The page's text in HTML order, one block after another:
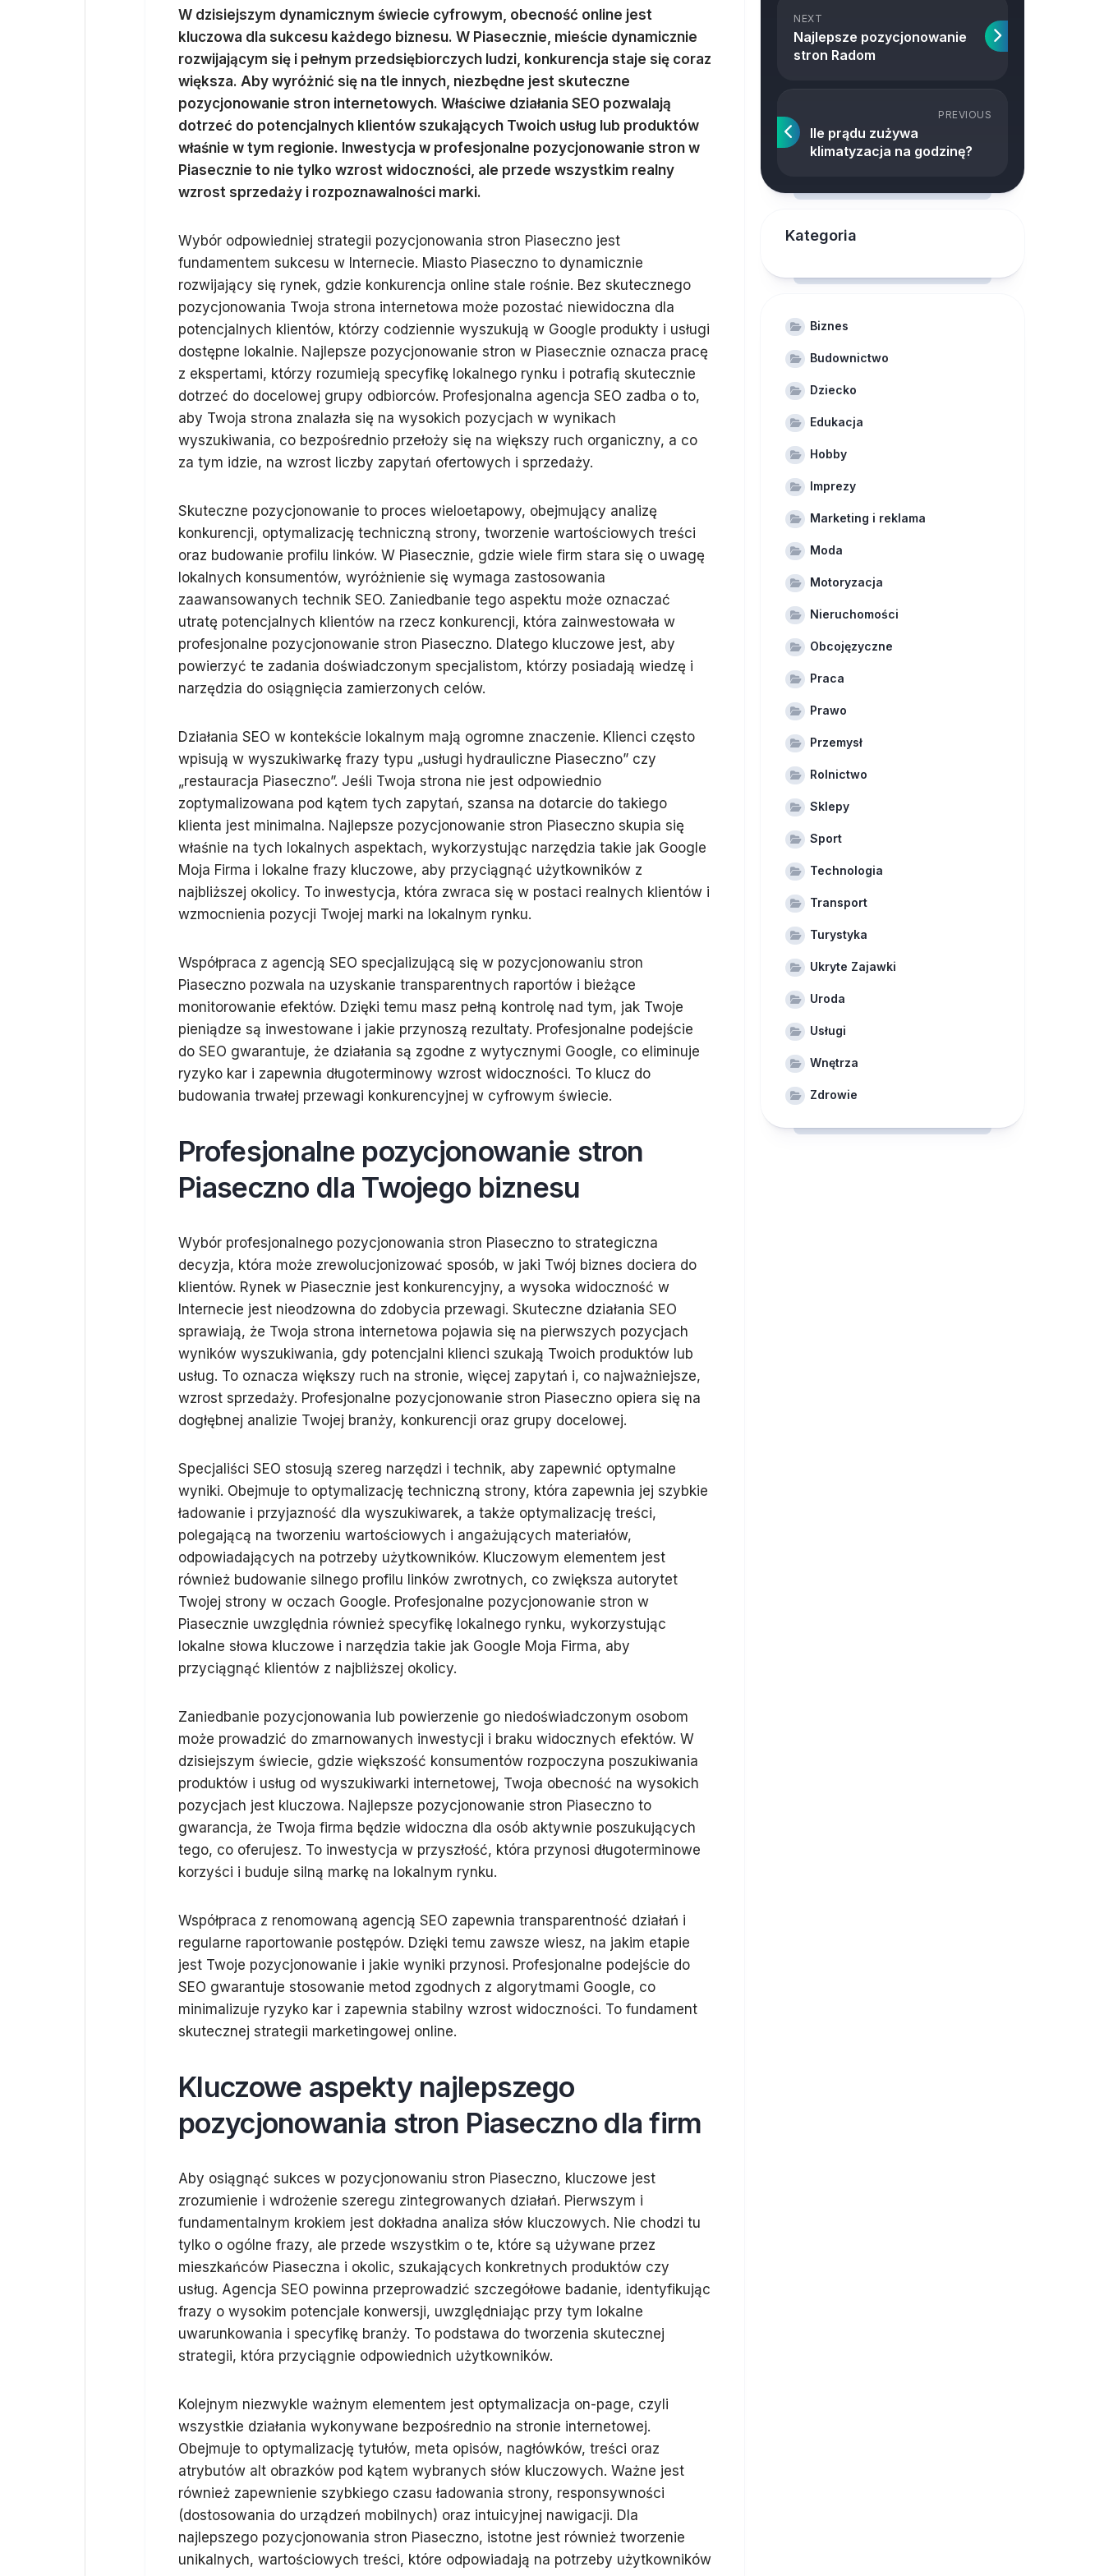
W dzisiejszym dynamicznym świecie cyfrowym, obecność online jest
kluczowa dla sukcesu każdego biznesu. W Piasecznie, mieście dynamicznie
rozwijającym się i pełnym przedsiębiorczych ludzi, konkurencja staje się coraz
większa. Aby wyróżnić się na tle innych, niezbędne jest skuteczne
pozycjonowanie stron internetowych. Właściwe działania SEO pozwalają
dotrzeć do potencjalnych klientów szukających Twoich usług lub produktów
właśnie w tym regionie. Inwestycja w profesjonalne pozycjonowanie stron w
Piasecznie to nie tylko wzrost widoczności, ale przede wszystkim realny
wzrost sprzedaży i rozpoznawalności marki.
Wybór odpowiedniej strategii pozycjonowania stron Piaseczno jest
fundamentem sukcesu w Internecie. Miasto Piaseczno to dynamicznie
rozwijający się rynek, gdzie konkurencja online stale rośnie. Bez skutecznego
pozycjonowania Twoja strona internetowa może pozostać niewidoczna dla
potencjalnych klientów, którzy codziennie wyszukują w Google produkty i usługi
dostępne lokalnie. Najlepsze pozycjonowanie stron w Piasecznie oznacza pracę
z ekspertami, którzy rozumieją specyfikę lokalnego rynku i potrafią skutecznie
dotrzeć do docelowej grupy odbiorców. Profesjonalna agencja SEO zadba o to,
aby Twoja strona znalazła się na wysokich pozycjach w wynikach
wyszukiwania, co bezpośrednio przełoży się na większy ruch organiczny, a co
za tym idzie, na wzrost liczby zapytań ofertowych i sprzedaży.
Skuteczne pozycjonowanie to proces wieloetapowy, obejmujący analizę
konkurencji, optymalizację techniczną strony, tworzenie wartościowych treści
oraz budowanie profilu linków. W Piasecznie, gdzie wiele firm stara się o uwagę
lokalnych konsumentów, wyróżnienie się wymaga zastosowania
zaawansowanych technik SEO. Zaniedbanie tego aspektu może oznaczać
utratę potencjalnych klientów na rzecz konkurencji, która zainwestowała w
profesjonalne pozycjonowanie stron Piaseczno. Dlatego kluczowe jest, aby
powierzyć te zadania doświadczonym specjalistom, którzy posiadają wiedzę i
narzędzia do osiągnięcia zamierzonych celów.
Działania SEO w kontekście lokalnym mają ogromne znaczenie. Klienci często
wpisują w wyszukiwarkę frazy typu „usługi hydrauliczne Piaseczno” czy
„restauracja Piaseczno”. Jeśli Twoja strona nie jest odpowiednio
zoptymalizowana pod kątem tych zapytań, szansa na dotarcie do takiego
klienta jest minimalna. Najlepsze pozycjonowanie stron Piaseczno skupia się
właśnie na tych lokalnych aspektach, wykorzystując narzędzia takie jak Google
Moja Firma i lokalne frazy kluczowe, aby przyciągnąć użytkowników z
najbliższej okolicy. To inwestycja, która zwraca się w postaci realnych klientów i
wzmocnienia pozycji Twojej marki na lokalnym rynku.
Współpraca z agencją SEO specjalizującą się w pozycjonowaniu stron
Piaseczno pozwala na uzyskanie transparentnych raportów i bieżące
monitorowanie efektów. Dzięki temu masz pełną kontrolę nad tym, jak Twoje
pieniądze są inwestowane i jakie przynoszą rezultaty. Profesjonalne podejście
do SEO gwarantuje, że działania są zgodne z wytycznymi Google, co eliminuje
ryzyko kar i zapewnia długoterminowy wzrost widoczności. To klucz do
budowania trwałej przewagi konkurencyjnej w cyfrowym świecie.
Profesjonalne pozycjonowanie stron
Piaseczno dla Twojego biznesu
Wybór profesjonalnego pozycjonowania stron Piaseczno to strategiczna
decyzja, która może zrewolucjonizować sposób, w jaki Twój biznes dociera do
klientów. Rynek w Piasecznie jest konkurencyjny, a wysoka widoczność w
Internecie jest nieodzowna do zdobycia przewagi. Skuteczne działania SEO
sprawiają, że Twoja strona internetowa pojawia się na pierwszych pozycjach
wyników wyszukiwania, gdy potencjalni klienci szukają Twoich produktów lub
usług. To oznacza większy ruch na stronie, więcej zapytań i, co najważniejsze,
wzrost sprzedaży. Profesjonalne pozycjonowanie stron Piaseczno opiera się na
dogłębnej analizie Twojej branży, konkurencji oraz grupy docelowej.
Specjaliści SEO stosują szereg narzędzi i technik, aby zapewnić optymalne
wyniki. Obejmuje to optymalizację techniczną strony, która zapewnia jej szybkie
ładowanie i przyjazność dla wyszukiwarek, a także optymalizację treści,
polegającą na tworzeniu wartościowych i angażujących materiałów,
odpowiadających na potrzeby użytkowników. Kluczowym elementem jest
również budowanie silnego profilu linków zwrotnych, co zwiększa autorytet
Twojej strony w oczach Google. Profesjonalne pozycjonowanie stron w
Piasecznie uwzględnia również specyfikę lokalnego rynku, wykorzystując
lokalne słowa kluczowe i narzędzia takie jak Google Moja Firma, aby
przyciągnąć klientów z najbliższej okolicy.
Zaniedbanie pozycjonowania lub powierzenie go niedoświadczonym osobom
może prowadzić do zmarnowanych inwestycji i braku widocznych efektów. W
dzisiejszym świecie, gdzie większość konsumentów rozpoczyna poszukiwania
produktów i usług od wyszukiwarki internetowej, Twoja obecność na wysokich
pozycjach jest kluczowa. Najlepsze pozycjonowanie stron Piaseczno to
gwarancja, że Twoja firma będzie widoczna dla osób aktywnie poszukujących
tego, co oferujesz. To inwestycja w przyszłość, która przynosi długoterminowe
korzyści i buduje silną markę na lokalnym rynku.
Współpraca z renomowaną agencją SEO zapewnia transparentność działań i
regularne raportowanie postępów. Dzięki temu zawsze wiesz, na jakim etapie
jest Twoje pozycjonowanie i jakie wyniki przynosi. Profesjonalne podejście do
SEO gwarantuje stosowanie metod zgodnych z algorytmami Google, co
minimalizuje ryzyko kar i zapewnia stabilny wzrost widoczności. To fundament
skutecznej strategii marketingowej online.
Kluczowe aspekty najlepszego
pozycjonowania stron Piaseczno dla firm
Aby osiągnąć sukces w pozycjonowaniu stron Piaseczno, kluczowe jest
zrozumienie i wdrożenie szeregu zintegrowanych działań. Pierwszym i
fundamentalnym krokiem jest dokładna analiza słów kluczowych. Nie chodzi tu
tylko o ogólne frazy, ale przede wszystkim o te, które są używane przez
mieszkańców Piaseczna i okolic, szukających konkretnych produktów czy
usług. Agencja SEO powinna przeprowadzić szczegółowe badanie, identyfikując
frazy o wysokim potencjale konwersji, uwzględniając przy tym lokalne
uwarunkowania i specyfikę branży. To podstawa do tworzenia skutecznej
strategii, która przyciągnie odpowiednich użytkowników.
Kolejnym niezwykle ważnym elementem jest optymalizacja on-page, czyli
wszystkie działania wykonywane bezpośrednio na stronie internetowej.
Obejmuje to optymalizację tytułów, meta opisów, nagłówków, treści oraz
atrybutów alt obrazków pod kątem wybranych słów kluczowych. Ważne jest
również zapewnienie szybkiego czasu ładowania strony, responsywności
(dostosowania do urządzeń mobilnych) oraz intuicyjnej nawigacji. Dla
najlepszego pozycjonowania stron Piaseczno, istotne jest również tworzenie
unikalnych, wartościowych treści, które odpowiadają na potrzeby użytkowników
NEXT
Najlepsze pozycjonowanie
stron Radom
PREVIOUS
Ile prądu zużywa
klimatyzacja na godzinę?
Kategoria
Biznes
Budownictwo
Dziecko
Edukacja
Hobby
Imprezy
Marketing i reklama
Moda
Motoryzacja
Nieruchomości
Obcojęzyczne
Praca
Prawo
Przemysł
Rolnictwo
Sklepy
Sport
Technologia
Transport
Turystyka
Ukryte Zajawki
Uroda
Usługi
Wnętrza
Zdrowie